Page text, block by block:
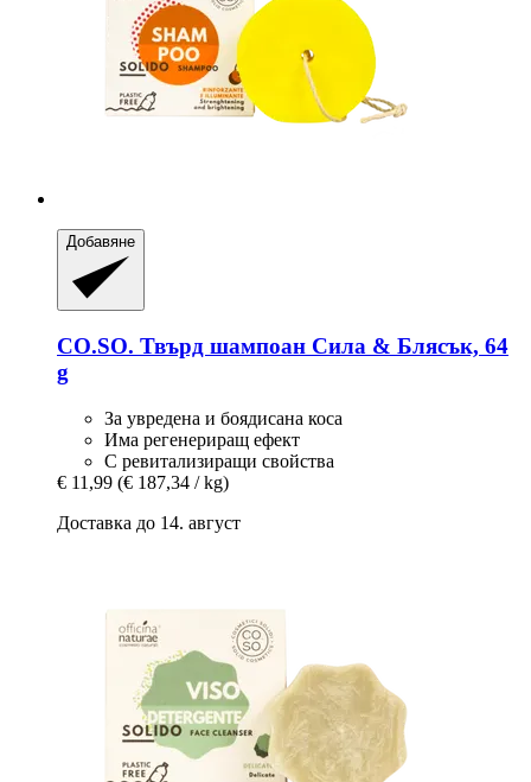
Добавяне
CO.SO. Твърд шампоан Сила & Блясък, 64
g
За увредена и боядисана коса
Има регенериращ ефект
С ревитализиращи свойства
€ 11,99 (€ 187,34 / kg)
Доставка до 14. август